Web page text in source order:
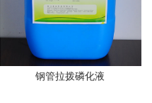
钢管拉拨磷化液